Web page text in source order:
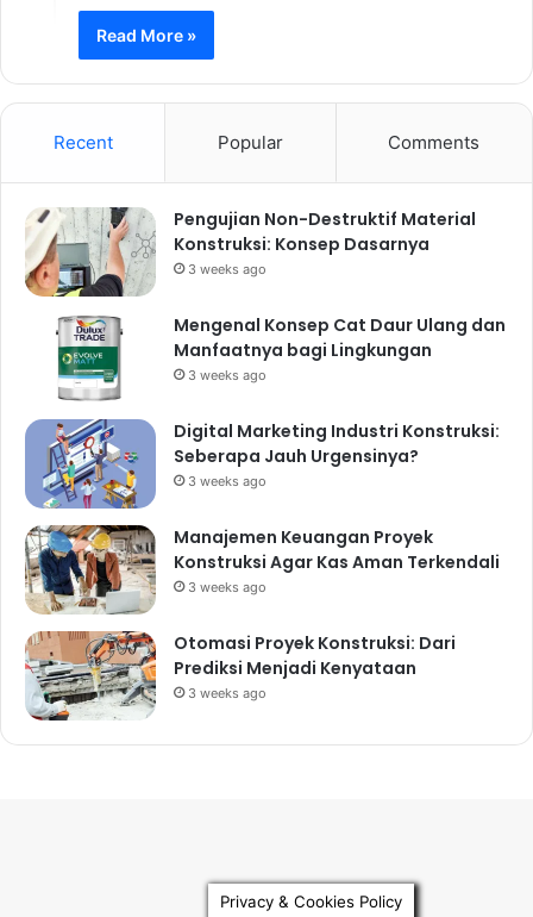
Read More »
Recent Popular Comments
Pengujian Non-Destruktif Material
Konstruksi: Konsep Dasarnya
3 weeks ago
Mengenal Konsep Cat Daur Ulang dan
Manfaatnya bagi Lingkungan
3 weeks ago
Digital Marketing Industri Konstruksi:
Seberapa Jauh Urgensinya?
3 weeks ago
Manajemen Keuangan Proyek
Konstruksi Agar Kas Aman Terkendali
3 weeks ago
Otomasi Proyek Konstruksi: Dari
Prediksi Menjadi Kenyataan
3 weeks ago
Privacy & Cookies Policy